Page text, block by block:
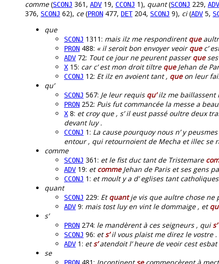
comme(SCONJ 361, ADV 19, CCONJ 1), quant(SCONJ 229, ADV
376, SCONJ 62), ce(PRON 477, DET204, SCONJ 9), ci(ADV 5,
que
SCONJ 1311: mais ilz me respondirentque
PRON 488: « il seroit bon envoyer veoirquec’
ADV 72: Tout ce jour ne peurent passerqueses
X 15: car c’ est mon droit tiltre queJehan de
CCONJ 12: Et ilz en avoient tant , queon leur
qu’
SCONJ 567: Je leur requis qu’ilz me baillassent
PRON 252: Puis fut commancée la messe a
X 8: et croy que , s’ il eust passé oultre deux
devant luy .
CCONJ 1: La cause pourquoy nous n’ y
entour , qui retournoient de Mecha et illec se
comme
SCONJ 361: et le fist duc tant de Tristemare
ADV 19: etcommeJehan de Paris et ses gens
CCONJ 1: et moult y a d’ eglises tant
quant
SCONJ 229: Etquantje vis que aultre chose ne
ADV 9: mais tost luy en vint le dommaige , et
s’
PRON 274: le mandèrent à ces seigneurs , quis’
SCONJ 96: ets’il vous plaist me direz le vostre .
ADV 1: ets’atendoit l’ heure de veoir cest esbat
se